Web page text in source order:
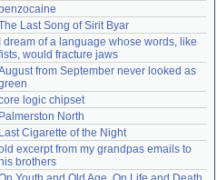
benzocaine
Last Song of Sirit Byar
I dream of a language whose words, like
would fracture jaws
from September never looked as
logic chipset
Palmerston North
Last Cigarette of the Night
excerpt from my grandpas emails to
his brothers